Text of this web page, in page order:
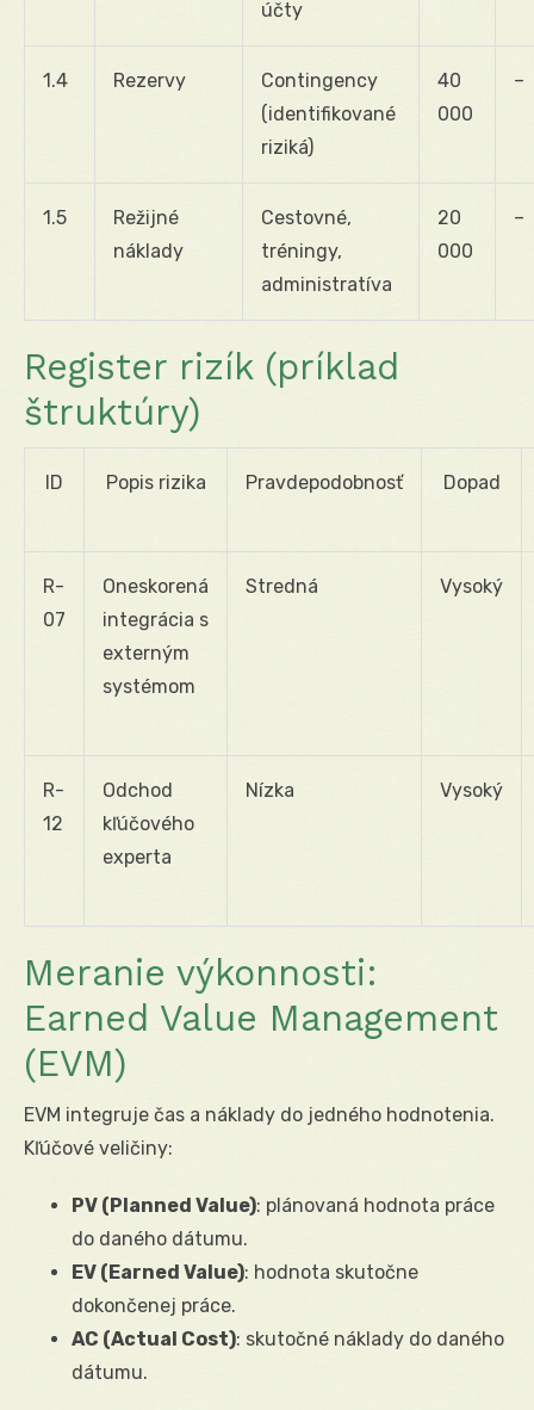
účty
1.4 Rezervy
Contingency
(identifikované
riziká)
40
000
–
1.5
Režijné
náklady
Cestovné,
tréningy,
administratíva
20
000
–
Register rizík (príklad
štruktúry)
ID Popis rizika Pravdepodobnosť Dopad
R-
07
Oneskorená
integrácia s
externým
systémom
Stredná Vysoký
R-
12
Odchod
kľúčového
experta
Nízka Vysoký
Meranie výkonnosti:
Earned Value Management
(EVM)
EVM integruje čas a náklady do jedného hodnotenia.
Kľúčové veličiny:
PV (Planned Value): plánovaná hodnota práce
do daného dátumu.
EV (Earned Value): hodnota skutočne
dokončenej práce.
AC (Actual Cost): skutočné náklady do daného
dátumu.